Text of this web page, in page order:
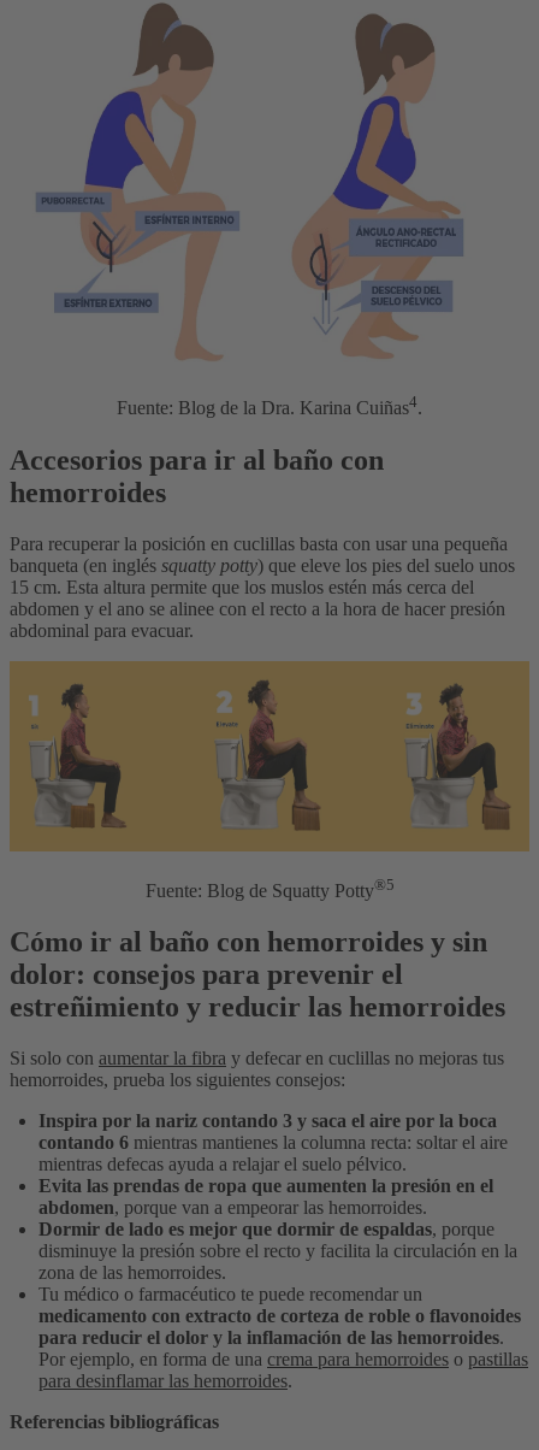
Fuente: Blog de la Dra. Karina Cuiñas4.
Accesorios para ir al baño con
hemorroides
Para recuperar la posición en cuclillas basta con usar una pequeña
banqueta (en inglés squatty potty) que eleve los pies del suelo unos
15 cm. Esta altura permite que los muslos estén más cerca del
abdomen y el ano se alinee con el recto a la hora de hacer presión
abdominal para evacuar.
Fuente: Blog de Squatty Potty®5
Cómo ir al baño con hemorroides y sin
dolor: consejos para prevenir el
estreñimiento y reducir las hemorroides
Si solo con aumentar la fibra y defecar en cuclillas no mejoras tus
hemorroides, prueba los siguientes consejos:
Inspira por la nariz contando 3 y saca el aire por la boca
contando 6 mientras mantienes la columna recta: soltar el aire
mientras defecas ayuda a relajar el suelo pélvico.
Evita las prendas de ropa que aumenten la presión en el
abdomen, porque van a empeorar las hemorroides.
Dormir de lado es mejor que dormir de espaldas, porque
disminuye la presión sobre el recto y facilita la circulación en la
zona de las hemorroides.
Tu médico o farmacéutico te puede recomendar un
medicamento con extracto de corteza de roble o flavonoides
para reducir el dolor y la inflamación de las hemorroides.
Por ejemplo, en forma de una crema para hemorroides o pastillas
para desinflamar las hemorroides.
Referencias bibliográficas